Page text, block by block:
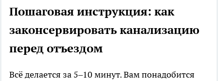
Пошаговая инструкция: как
законсервировать канализацию
перед отъездом
Всё делается за 5–10 минут. Вам понадобится